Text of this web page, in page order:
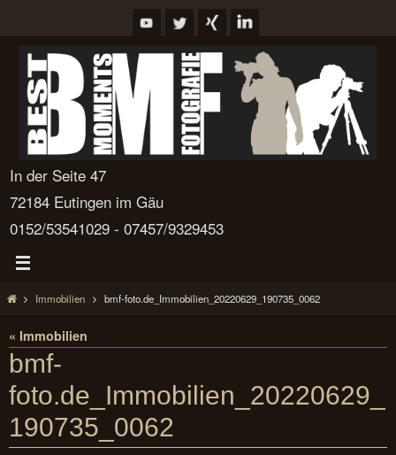
springen
In der Seite 47
72184 Eutingen im Gäu
0152/53541029 - 07457/9329453
StartImmobilien bmf-foto.de_Immobilien_20220629_190735_0062
« Immobilien
bmf-
foto.de_Immobilien_20220629_
190735_0062